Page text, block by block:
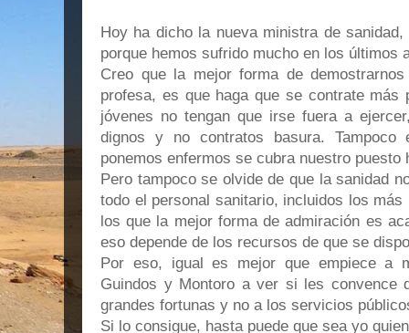
Hoy ha dicho la nueva ministra de
porque hemos sufrido mucho en los últimos
Creo que la mejor forma de
profesa, es que haga que se contrate más
jóvenes no tengan que irse fuera a
dignos y no contratos basura.
ponemos enfermos se cubra nuestro puesto
Pero tampoco se olvide de que la sanidad
todo el personal sanitario, incluidos los
los que la mejor forma de admiración es
eso depende de los recursos de que se
Por eso, igual es mejor que empiece a
Guindos y Montoro a ver si les convence
grandes fortunas y no a los servicios
Si lo consigue, hasta puede que sea yo